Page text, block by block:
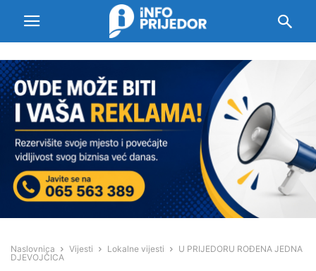
Naslovnica Vijesti Lokalne vijesti
U PRIJEDORU ROĐENA JEDNA
DJEVOJČICA